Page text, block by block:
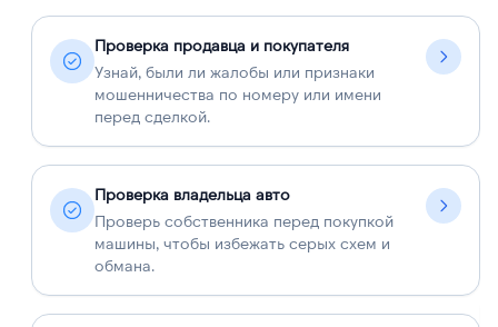
Проверка продавца и покупателя
Узнай, были ли жалобы или признаки
мошенничества по номеру или имени
перед сделкой.
Проверка владельца авто
Проверь собственника перед покупкой
машины, чтобы избежать серых схем и
обмана.